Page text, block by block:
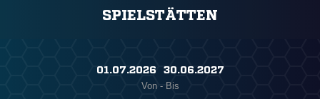
SPIELSTÄTTEN
01.07.2026 ​ 30.06.2027
Von - Bis